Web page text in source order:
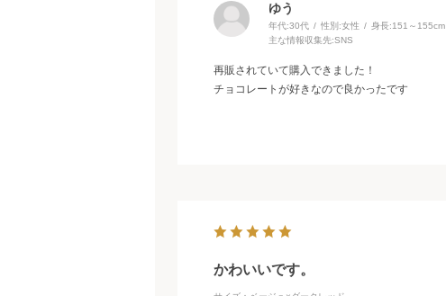
ゆう
年代:30代 性別:女性 身長:151～155cm
主な情報収集先:SNS
再販されていて購入できました！
チョコレートが好きなので良かったです
かわいいです。